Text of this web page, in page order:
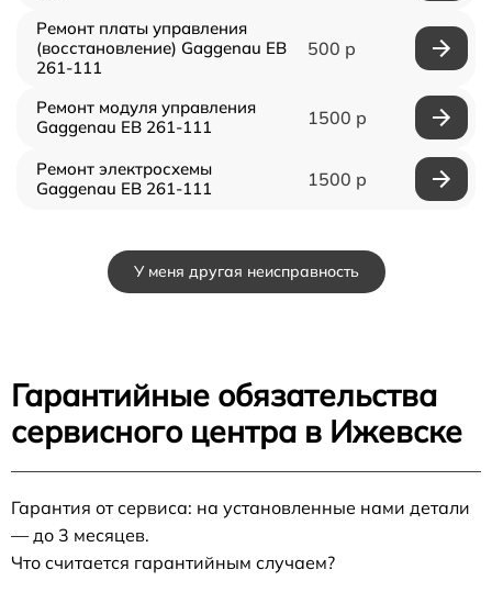
Ремонт платы управления
(восстановление) Gaggenau EB
261-111
500 р
Ремонт модуля управления
Gaggenau EB 261-111
1500 р
Ремонт электросхемы
Gaggenau EB 261-111
1500 р
У меня другая неисправность
Гарантийные обязательства
сервисного центра в Ижевске
Гарантия от сервиса: на установленные нами детали
— до 3 месяцев.
Что считается гарантийным случаем?